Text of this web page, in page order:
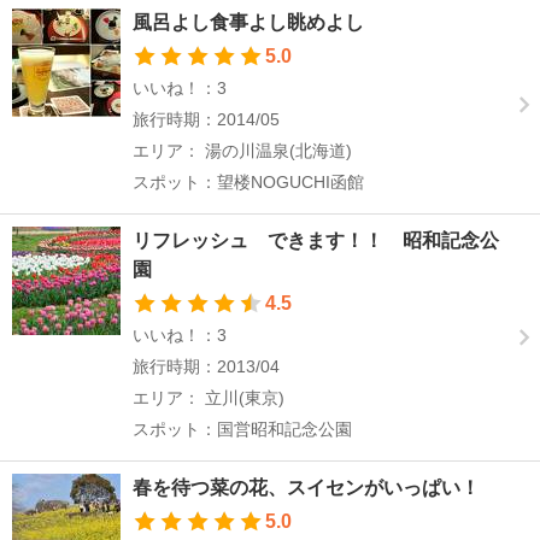
風呂よし食事よし眺めよし
5.0
いいね！：3
旅行時期：2014/05
エリア： 湯の川温泉(北海道)
スポット：望楼NOGUCHI函館
リフレッシュ できます！！ 昭和記念公
園
4.5
いいね！：3
旅行時期：2013/04
エリア： 立川(東京)
スポット：国営昭和記念公園
春を待つ菜の花、スイセンがいっぱい！
5.0